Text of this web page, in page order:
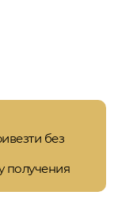
без
получения